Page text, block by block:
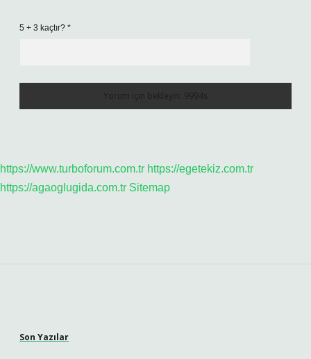
5 + 3 kaçtır? *
https://www.turboforum.com.tr https://egetekiz.com.tr
https://agaoglugida.com.tr Sitemap
Son Yazılar